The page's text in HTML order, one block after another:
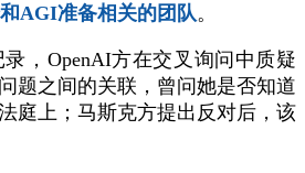
AGI准备相关的团队。
录，OpenAI方在交叉询问中质疑
题之间的关联，曾问她是否知道
庭上；马斯克方提出反对后，该